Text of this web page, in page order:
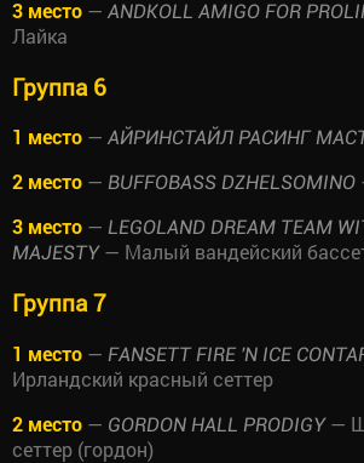
3 место — ANDKOLL AMIGO FOR
Лайка
Группа 6
1 место — АЙРИНСТАЙЛ РАСИНГ
2 место — BUFFOBASS DZHELSOMINO
3 место — LEGOLAND DREAM TEAM
MAJESTY— Малый вандейский
Группа 7
1 место — FANSETT FIRE 'N ICE
Ирландский красный сеттер
2 место — GORDON HALL PRODIGY—
сеттер (гордон)